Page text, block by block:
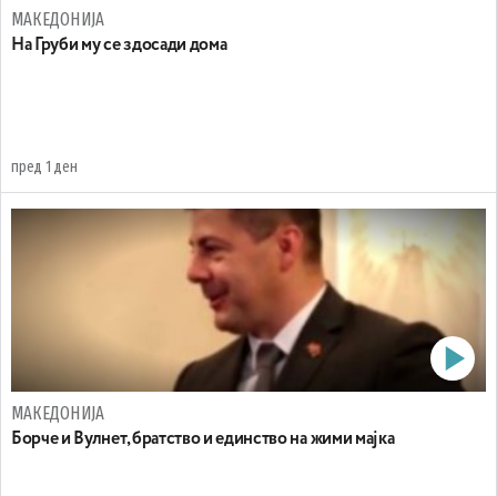
МАКЕДОНИЈА
На Груби му се здосади дома
пред 1 ден
МАКЕДОНИЈА
Борче и Вулнет, братство и единство на жими мајка